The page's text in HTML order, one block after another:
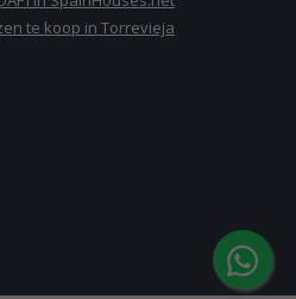
te koop in Torrevieja